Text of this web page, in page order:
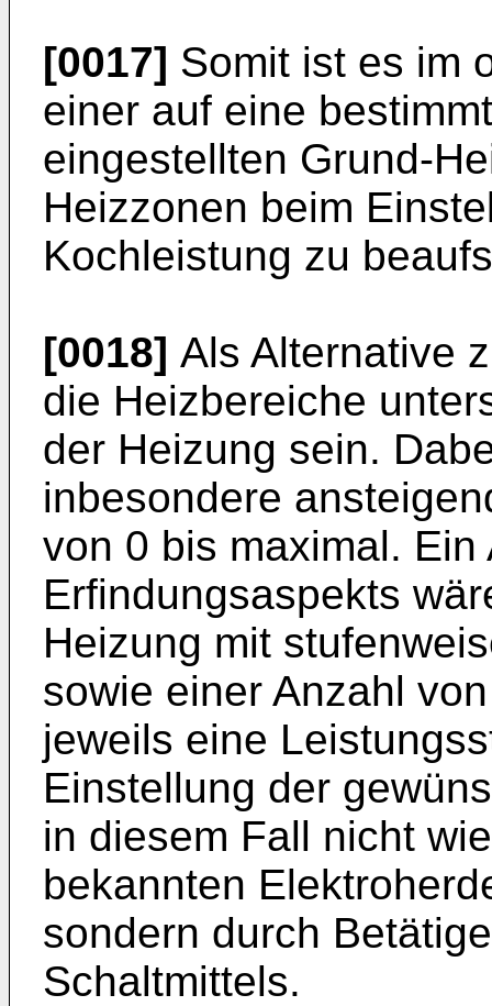
[0017] Somit ist es im
einer auf eine
eingestellten Grund-
Heizzonen beim
Kochleistung zu
[0018] Als Alternative
die Heizbereiche
der Heizung sein.
inbesondere
von 0 bis maximal.
Erfindungsaspekts
Heizung mit
sowie einer Anzahl
jeweils eine
Einstellung der
in diesem Fall nicht
bekannten
sondern durch
Schaltmittels.